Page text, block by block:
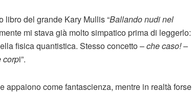
libro del grande Kary Mullis “Ballando nudi nel
mi stava già molto simpatico prima di leggerlo:
fisica quantistica. Stesso concetto –che caso!–
corpi”.
come fantascienza, mentre in realtà forse